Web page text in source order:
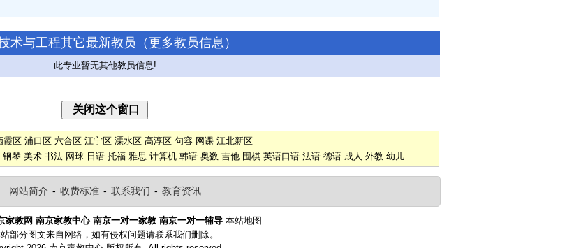
术与工程其它最新教员（更多教员信息 ）
此专业暂无其他教员信息!
霞区 浦口区 六合区 江宁区 溧水区 高淳区 句容 网课 江北新区
钢琴 美术 书法 网球 日语 托福 雅思 计算机 韩语 奥数 吉他 围棋 英语口语 法语 德语 成人 外教 幼儿
网站简介 - 收费标准 - 联系我们 - 教育资讯
家教网 南京家教中心 南京一对一家教 南京一对一辅导 本站地图
部分图文来自网络，如有侵权问题请联系我们删除。